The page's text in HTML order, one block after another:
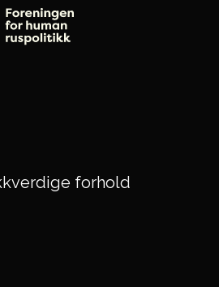
forhold